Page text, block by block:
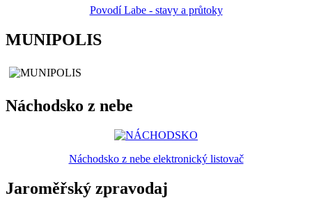
Povodí Labe - stavy a průtoky
MUNIPOLIS
Náchodsko z nebe
Náchodsko z nebe elektronický listovač
Jaroměřský zpravodaj